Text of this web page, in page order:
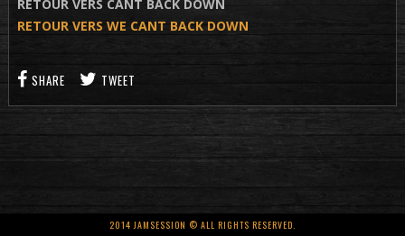
RETOUR VERS CANT BACK DOWN
RETOUR VERS WE CANT BACK DOWN
SHARE TWEET
2014 JAMSESSION © ALL RIGHTS RESERVED.